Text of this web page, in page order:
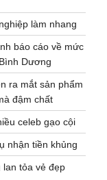
làm nhang
báo cáo về mức
Dương
ra mắt sản phẩm
đậm chất
celeb gạo cội
nhận tiền khủng
lan tỏa vẻ đẹp